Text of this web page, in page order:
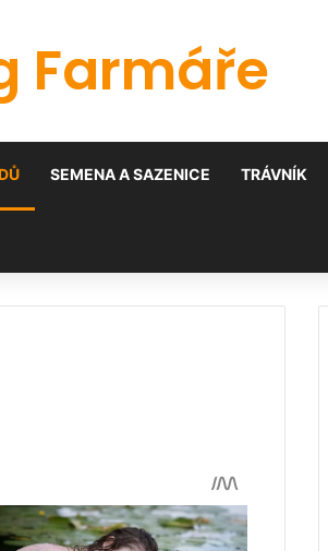
Farmáře
SEMENA A SAZENICE TRÁVNÍK